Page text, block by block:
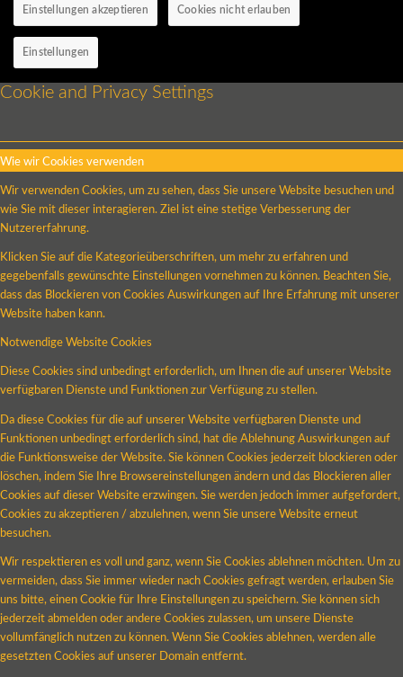
Einstellungen akzeptieren Cookies nicht erlauben
Einstellungen
Cookie and Privacy Settings
Wie wir Cookies verwenden
Wir verwenden Cookies, um zu sehen, dass Sie unsere Website besuchen und
wie Sie mit dieser interagieren. Ziel ist eine stetige Verbesserung der
Nutzererfahrung.
Klicken Sie auf die Kategorieüberschriften, um mehr zu erfahren und
gegebenfalls gewünschte Einstellungen vornehmen zu können. Beachten Sie,
dass das Blockieren von Cookies Auswirkungen auf Ihre Erfahrung mit unserer
Website haben kann.
Notwendige Website Cookies
Diese Cookies sind unbedingt erforderlich, um Ihnen die auf unserer Website
verfügbaren Dienste und Funktionen zur Verfügung zu stellen.
Da diese Cookies für die auf unserer Website verfügbaren Dienste und
Funktionen unbedingt erforderlich sind, hat die Ablehnung Auswirkungen auf
die Funktionsweise der Website. Sie können Cookies jederzeit blockieren oder
löschen, indem Sie Ihre Browsereinstellungen ändern und das Blockieren aller
Cookies auf dieser Website erzwingen. Sie werden jedoch immer aufgefordert,
Cookies zu akzeptieren / abzulehnen, wenn Sie unsere Website erneut
besuchen.
Wir respektieren es voll und ganz, wenn Sie Cookies ablehnen möchten. Um zu
vermeiden, dass Sie immer wieder nach Cookies gefragt werden, erlauben Sie
uns bitte, einen Cookie für Ihre Einstellungen zu speichern. Sie können sich
jederzeit abmelden oder andere Cookies zulassen, um unsere Dienste
vollumfänglich nutzen zu können. Wenn Sie Cookies ablehnen, werden alle
gesetzten Cookies auf unserer Domain entfernt.